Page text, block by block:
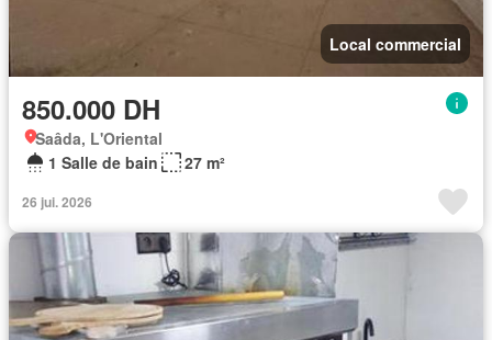
Local commercial
850.000 DH
Saâda, L'Oriental
1 Salle de bain
27 m²
26 jui. 2026